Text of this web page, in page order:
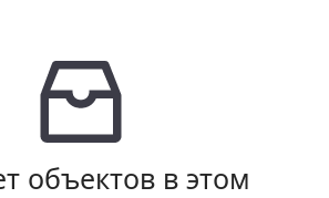
объектов в этом